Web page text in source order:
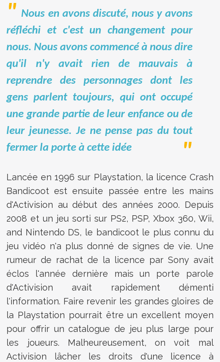
Nous en avons discuté, nous y avons
réfléchi et c'est un changement pour
nous. Nous avons commencé à nous dire
qu'il n'y avait rien de mauvais à
reprendre des personnages dont les
gens parlent toujours, qui ont occupé
une grande partie de leur enfance ou de
leur jeunesse. Je ne pense pas du tout
fermer la porte à cette idée
Lancée en 1996 sur Playstation, la licence Crash
Bandicoot est ensuite passée entre les mains
d'Activision au début des années 2000. Depuis
2008 et un jeu sorti sur PS2, PSP, Xbox 360, Wii,
and Nintendo DS, le bandicoot le plus connu du
jeu vidéo n'a plus donné de signes de vie. Une
rumeur de rachat de la licence par Sony avait
éclos l'année dernière mais un porte parole
d'Activision avait rapidement démenti
l'information. Faire revenir les grandes gloires de
la Playstation pourrait être un excellent moyen
pour offrir un catalogue de jeu plus large pour
les joueurs. Malheureusement, on voit mal
Activision lâcher les droits d'une licence à